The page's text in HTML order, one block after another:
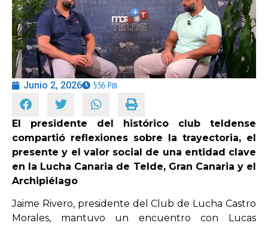
CARTAS DEL DIRECTOR
ENTREVISTAS
PROGRAMAS
Junio 2, 2026 5:56 Pm
El presidente del histórico club teldense
compartió reflexiones sobre la trayectoria, el
presente y el valor social de una entidad clave
en la Lucha Canaria de Telde, Gran Canaria y el
Archipiélago
Jaime Rivero, presidente del Club de Lucha Castro
Morales, mantuvo un encuentro con Lucas